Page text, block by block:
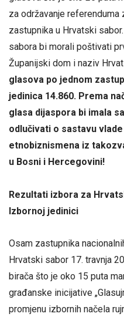
za održavanje
zastupnika u Hrvatski
sabora bi morali poštivati
Županijski dom i naziv
glasova po jednom
jedinica 14.860. Prema
glasa dijaspora bi imala
odlučivati o sastavu
etnobiznismena iz
u Bosni i Hercegovini!
Rezultati izbora za
Izbornoj jedinici
Osam zastupnika
Hrvatski sabor 17. travnja
birača što je oko 15 puta
građanske inicijative
promjenu izbornih načela